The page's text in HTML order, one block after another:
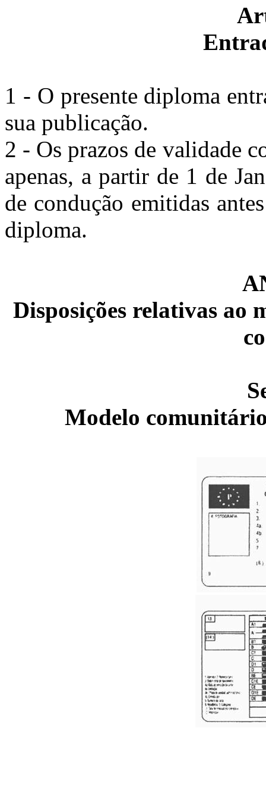
1 - O presente diploma
sua publicação.
2 - Os prazos de validade
apenas, a partir de 1 de
de condução emitidas
diploma.
Disposições relativas ao
Modelo